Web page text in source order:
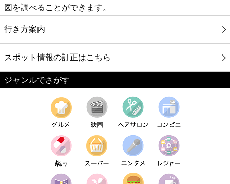
図を調べることができます。
行き方案内
スポット情報の訂正はこちら
ジャンルでさがす